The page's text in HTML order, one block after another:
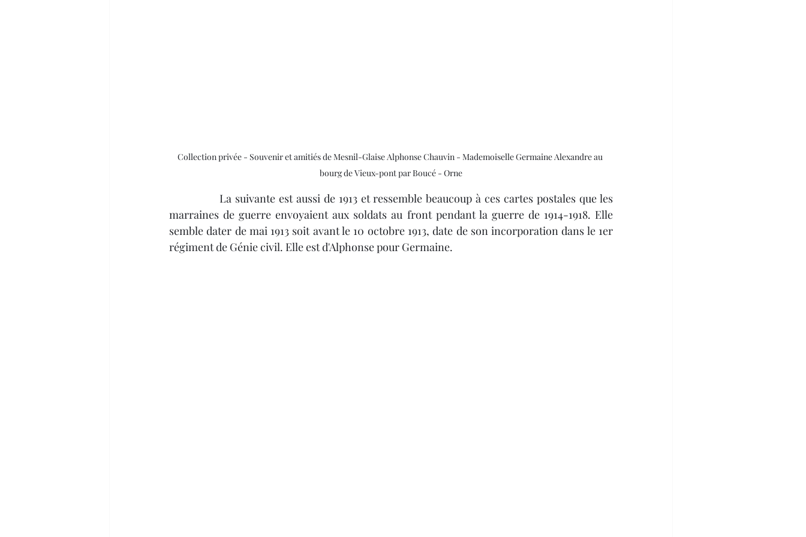
Collection privée - Souvenir et amitiés de Mesnil-Glaise Alphonse Chauvin - Mademoiselle Germaine Alexandre au
bourg de Vieux-pont par Boucé - Orne
marraines de guerre envoyaient aux soldats au front pendant la guerre de 1914-1918. Elle
semble dater de mai 1913 soit avant le 10 octobre 1913, date de son incorporation dans le 1er
régiment de Génie civil. Elle est d'Alphonse pour Germaine.